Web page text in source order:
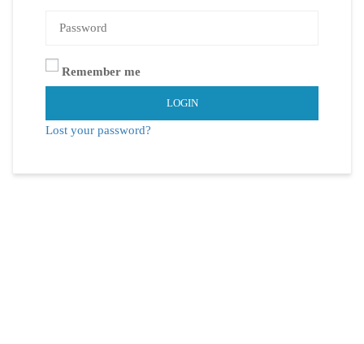
Remember me
LOGIN
Lost your password?